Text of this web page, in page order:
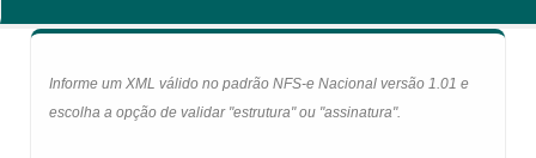
Informe um XML válido no padrão NFS-e Nacional versão 1.01 e
escolha a opção de validar "estrutura" ou "assinatura".